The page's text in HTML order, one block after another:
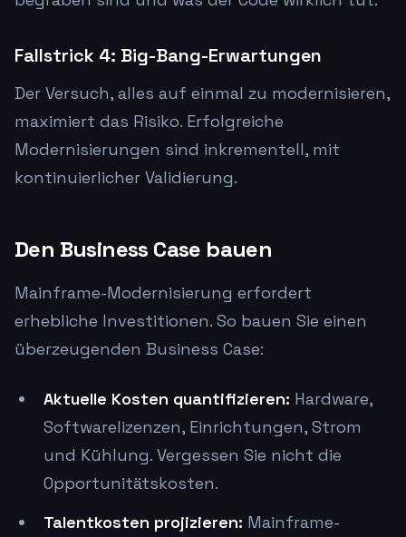
Fallstrick 4: Big-Bang-Erwartungen
Der Versuch, alles auf einmal zu modernisieren,
maximiert das Risiko. Erfolgreiche
Modernisierungen sind inkrementell, mit
kontinuierlicher Validierung.
Den Business Case bauen
Mainframe-Modernisierung erfordert
erhebliche Investitionen. So bauen Sie einen
überzeugenden Business Case:
Aktuelle Kosten quantifizieren: Hardware,
Softwarelizenzen, Einrichtungen, Strom
und Kühlung. Vergessen Sie nicht die
Opportunitätskosten.
Talentkosten projizieren: Mainframe-